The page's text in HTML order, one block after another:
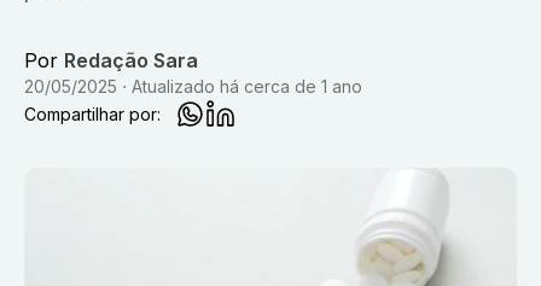
Por Redação Sara
20/05/2025 Atualizado há cerca de 1 ano
Compartilhar por: